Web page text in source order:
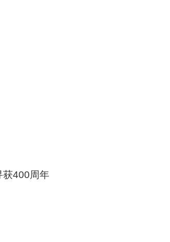
获400周年